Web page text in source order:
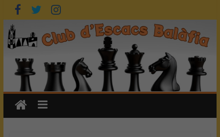
Skip
to
content